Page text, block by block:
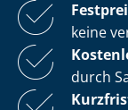
keine
durch